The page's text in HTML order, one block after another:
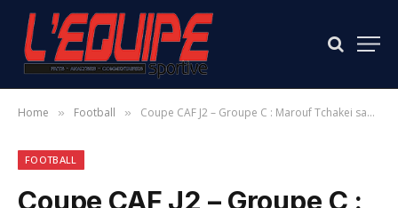
Home » Football » Coupe CAF J2 – Groupe C : Marouf Tchakei sauve Singida Black Star, Stellenbosch(Henri Stanic) tenu en échec
FOOTBALL
Coupe CAF J2 – Groupe C :